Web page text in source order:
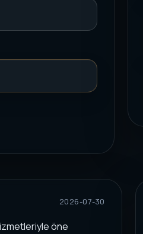
2026-07-30
öne